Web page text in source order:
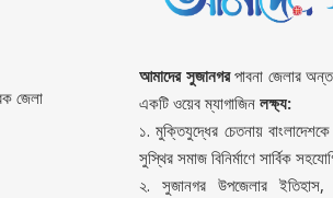
জেলা
আমাদের সুজানগরপাবনা জেলার
একটি ওয়েব ম্যাগাজিন লক্ষ্য:
১. মুক্তিযুদ্ধের চেতনায়
সুস্থির সমাজ বিনির্মাণে সার্বিক
২. সুজানগর উপজেলার